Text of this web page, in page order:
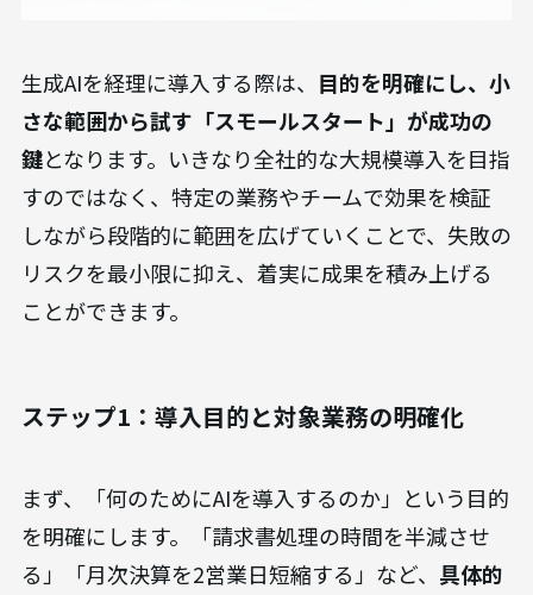
生成AIを経理に導入する際は、 目的を明確にし、小
さな範囲から試す「スモールスタート」が成功の
鍵となります。いきなり全社的な大規模導入を目指
すのではなく、特定の業務やチームで効果を検証
しながら段階的に範囲を広げていくことで、失敗の
リスクを最小限に抑え、着実に成果を積み上げる
ことができます。
ステップ1：導入目的と対象業務の明確化
まず、「何のためにAIを導入するのか」という目的
を明確にします。「請求書処理の時間を半減させ
る」「月次決算を2営業日短縮する」など、 具体的